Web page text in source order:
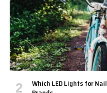
Which LED Lights for